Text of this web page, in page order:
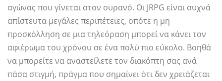
αγώνας που γίνεται στον ουρανό. Οι JRPG είναι συχνά
απίστευτα μεγάλες περιπέτειες, οπότε η μη
προσκόλληση σε μια τηλεόραση μπορεί να κάνει τον
αφιέρωμα του χρόνου σε ένα πολύ πιο εύκολο. Βοηθά
να μπορείτε να αναστείλετε τον διακόπτη σας ανά
πάσα στιγμή, πράγμα που σημαίνει ότι δεν χρειάζεται